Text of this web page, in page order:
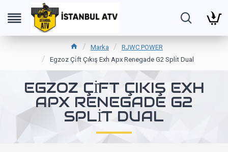
Marka
RJWC POWER
Egzoz Çi̇ft Çıkış Exh Apx Renegade G2 Spli̇t Dual
EGZOZ ÇİFT ÇIKIŞ EXH
APX RENEGADE G2
SPLİT DUAL